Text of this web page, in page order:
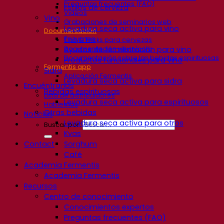
Preguntas frecuentes (FAQ)
Videos
Grabaciones de seminarios web
Documentación
Tips & Tricks para cervezas
Documentación vitivinícola
Documentación sobre las bebidas espirituosas
Fermentis app
Aplicación Fermentis
Encuéntranos
Lista de distribuidores
Hablemos
Noticias
Buscar por:
Contact
Estilos de cerveza
Vino
Levadura seca activa para vino
Enzymes
Ayudas de fermentación para vino
Productos funcionales para vino
Sidra
Levadura seca activa para sidra
Bebidas espirituosas
Levadura seca activa para espirituosos
Otras bebidas
Levadura seca activa para otros
Kvas
Sorghum
Café
Academia Fermentis
Academia Fermentis
Recursos
Centro de conocimiento
Conocimientos expertos
Preguntas frecuentes (FAQ)